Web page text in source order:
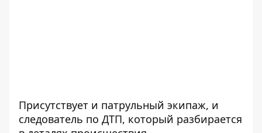
Присутствует и патрульный экипаж, и
следователь по ДТП, который разбирается